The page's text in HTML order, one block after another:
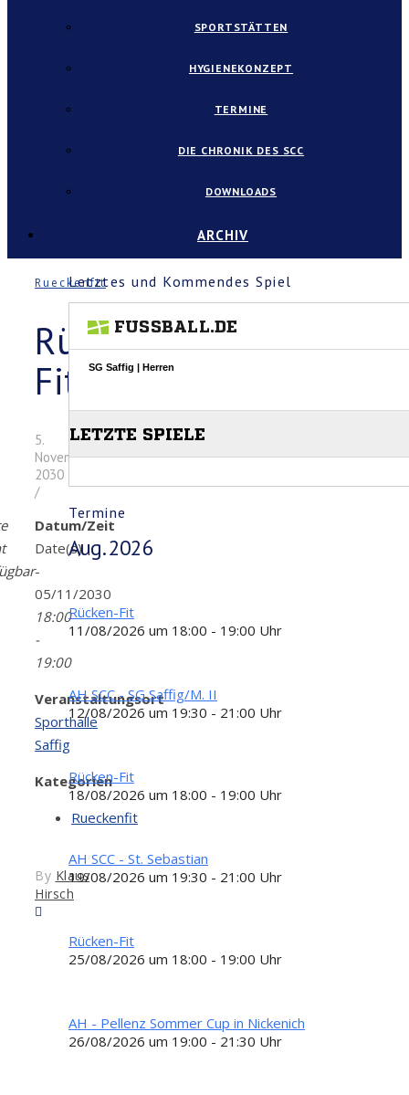
SPORTSTÄTTEN
HYGIENEKONZEPT
TERMINE
DIE CHRONIK DES SCC
DOWNLOADS
ARCHIV
Rueckenfit
Rücken-
Fit
5.
November
2030
/
Datum/Zeit
Date(s)
-
05/11/2030
18:00
-
19:00
Veranstaltungsort
Sporthalle
Saffig
Kategorien
Rueckenfit
By Klaus
Hirsch
Letztes und Kommendes Spiel
Termine
Aug. 2026
Rücken-Fit
11/08/2026 um 18:00 - 19:00 Uhr
AH SCC - SG Saffig/M. II
12/08/2026 um 19:30 - 21:00 Uhr
Rücken-Fit
18/08/2026 um 18:00 - 19:00 Uhr
AH SCC - St. Sebastian
19/08/2026 um 19:30 - 21:00 Uhr
Rücken-Fit
25/08/2026 um 18:00 - 19:00 Uhr
AH - Pellenz Sommer Cup in Nickenich
26/08/2026 um 19:00 - 21:30 Uhr